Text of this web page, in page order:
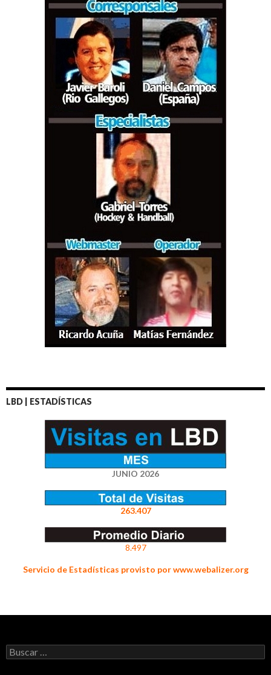
LBD | ESTADÍSTICAS
JUNIO 2026
263.407
8.497
Servicio de Estadísticas provisto por www.webalizer.org
Buscar: